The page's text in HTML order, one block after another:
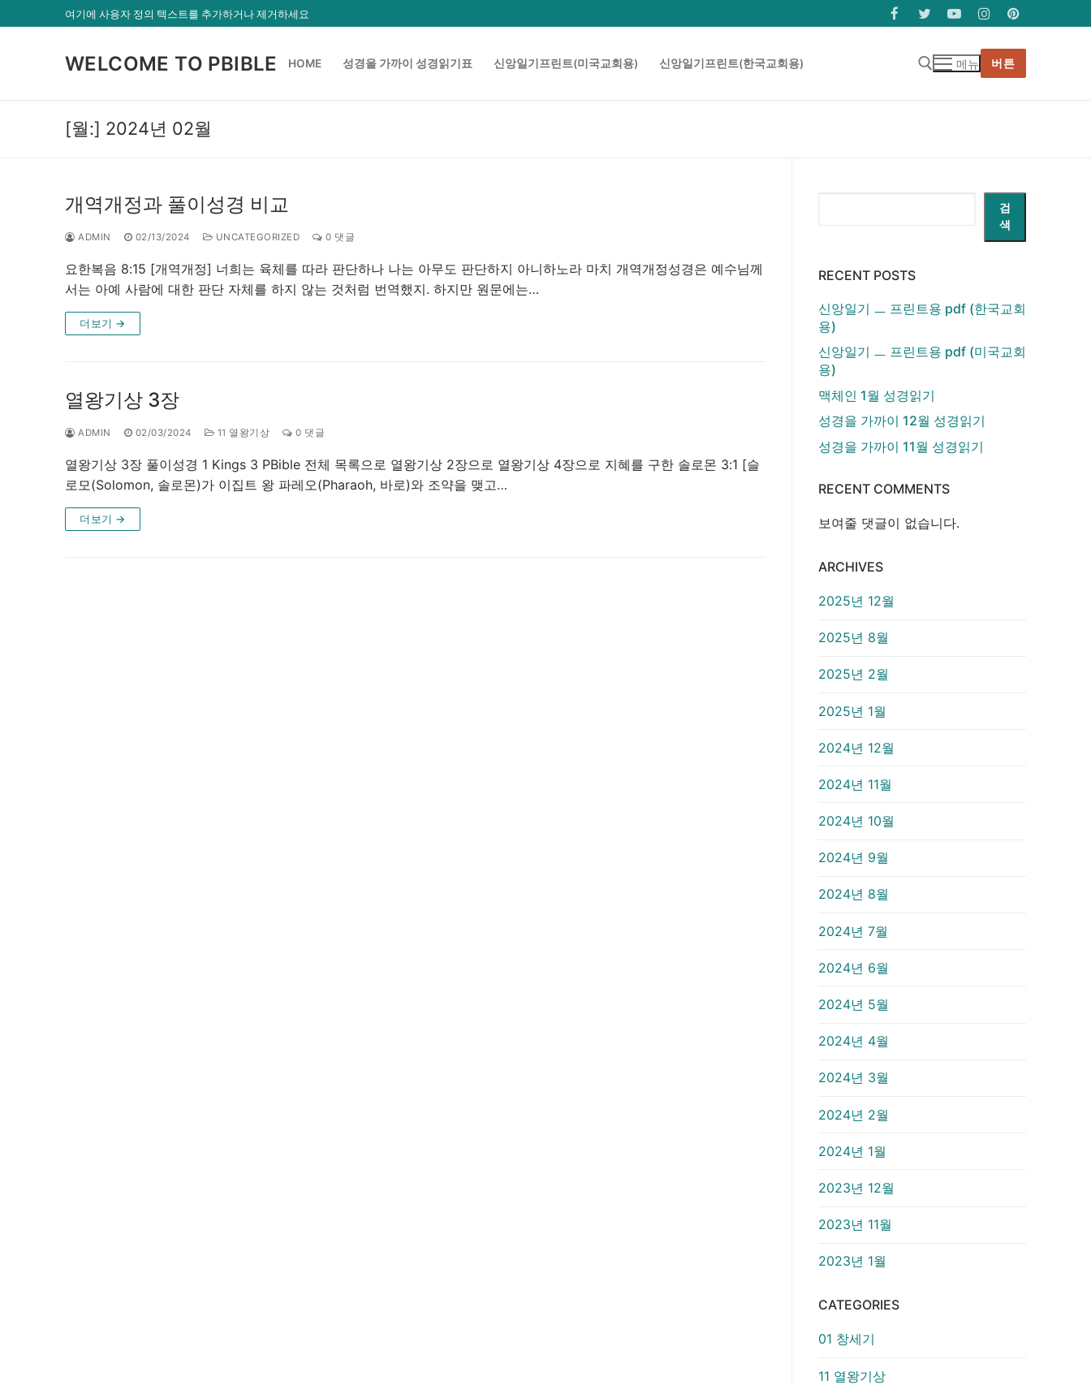
텐
여기에 사용자 정의 텍스트를 추가하거나 제거하세요
WELCOME TO PBIBLE HOME 성경을 가까이 성경읽기표 신앙일기프린트(미국교회용) 신앙일기프린트(한국교회용) 메뉴 버튼
[월:] 2024년 02월
개역개정과 풀이성경 비교
ADMIN 02/13/2024 UNCATEGORIZED 0 댓글
요한복음 8:15 [개역개정] 너희는 육체를 따라 판단하나 나는 아무도 판단하지 아니하노라 마치 개역개정성경은 예수님께
서는 아예 사람에 대한 판단 자체를 하지 않는 것처럼 번역했지. 하지만 원문에는…
더보기 →
열왕기상 3장
ADMIN 02/03/2024 11 열왕기상 0 댓글
열왕기상 3장 풀이성경 1 Kings 3 PBible 전체 목록으로 열왕기상 2장으로 열왕기상 4장으로 지혜를 구한 솔로몬 3:1 [슬
로모(Solomon, 솔로몬)가 이집트 왕 파레오(Pharaoh, 바로)와 조약을 맺고…
더보기 →
검
색
RECENT POSTS
신앙일기 ㅡ 프린트용 pdf (한국교회
용)
신앙일기 ㅡ 프린트용 pdf (미국교회
용)
맥체인 1월 성경읽기
성경을 가까이 12월 성경읽기
성경을 가까이 11월 성경읽기
RECENT COMMENTS
보여줄 댓글이 없습니다.
ARCHIVES
2025년 12월
2025년 8월
2025년 2월
2025년 1월
2024년 12월
2024년 11월
2024년 10월
2024년 9월
2024년 8월
2024년 7월
2024년 6월
2024년 5월
2024년 4월
2024년 3월
2024년 2월
2024년 1월
2023년 12월
2023년 11월
2023년 1월
CATEGORIES
01 창세기
11 열왕기상